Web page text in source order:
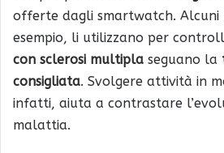
offerte dagli smartwatch. Alcuni
esempio, li utilizzano per
con sclerosi multipla seguano la
consigliata. Svolgere attività in
infatti, aiuta a contrastare
malattia.